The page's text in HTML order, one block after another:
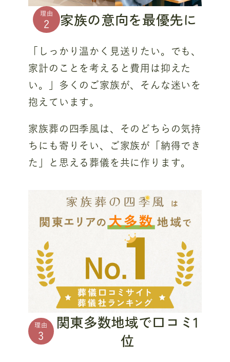
理由
2 家族の意向を最優先に
「しっかり温かく見送りたい。でも、
家計のことを考えると費用は抑えた
い。」多くのご家族が、そんな迷いを
抱えています。
家族葬の四季風は、そのどちらの気持
ちにも寄りそい、ご家族が「納得でき
た」と思える葬儀を共に作ります。
理由
3
関東多数地域で口コミ1
位